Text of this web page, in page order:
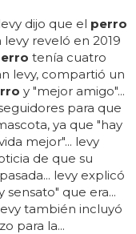
dijo que el perro
reveló en 2019
tenía cuatro
levy, compartió un
y "mejor amigo"...
para que
ya que "hay
mejor"... levy
de que su
levy explicó
que era...
también incluyó
para la...